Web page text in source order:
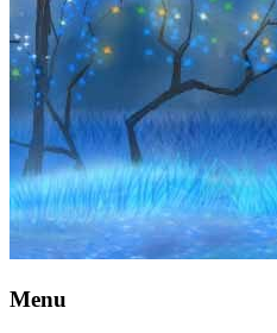
Menu